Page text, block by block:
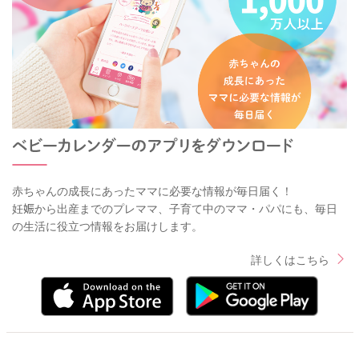
赤ちゃんの成長にあったママに必要な情報が毎日届く！
妊娠から出産までのプレママ、子育て中のママ・パパにも、毎日
の生活に役立つ情報をお届けします。
詳しくはこちら